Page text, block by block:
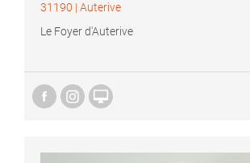
31190 | Auterive
Le Foyer d'Auterive
